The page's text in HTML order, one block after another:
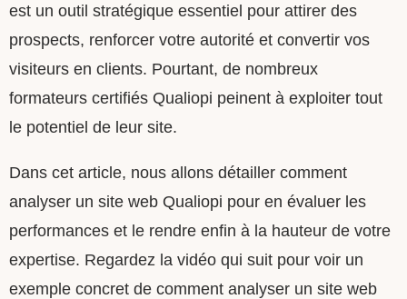
est un outil stratégique essentiel pour attirer des
prospects, renforcer votre autorité et convertir vos
visiteurs en clients. Pourtant, de nombreux
formateurs certifiés Qualiopi peinent à exploiter tout
le potentiel de leur site.
Dans cet article, nous allons détailler comment
analyser un site web Qualiopi pour en évaluer les
performances et le rendre enfin à la hauteur de votre
expertise. Regardez la vidéo qui suit pour voir un
exemple concret de comment analyser un site web